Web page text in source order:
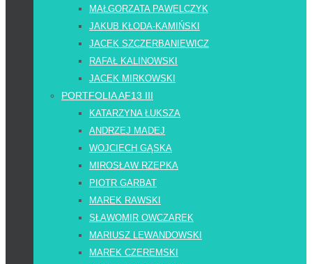
MAŁGORZATA PAWELCZYK
JAKUB KŁODA-KAMIŃSKI
JACEK SZCZERBANIEWICZ
RAFAŁ KALINOWSKI
JACEK MIRKOWSKI
PORTFOLIA AF13 III
KATARZYNA ŁUKSZA
ANDRZEJ MADEJ
WOJCIECH GĄSKA
MIROSŁAW RZEPKA
PIOTR GARBAT
MAREK RAWSKI
SŁAWOMIR OWCZAREK
MARIUSZ LEWANDOWSKI
MAREK CZEREMSKI